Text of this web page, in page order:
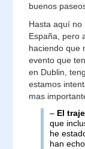
buenos
Hasta aquí no
España, pero
haciendo que
evento que
en Dublin,
estamos
mas
– El
que
he
han